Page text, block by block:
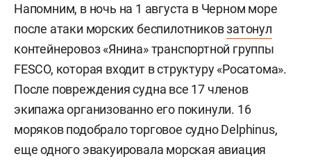
Напомним, в ночь на 1 августа в Черном море
после атаки морских беспилотниковзатонул
контейнеровоз «Янина» транспортной группы
FESCO, которая входит в структуру «Росатома».
После повреждения судна все 17 членов
экипажа организованно его покинули. 16
моряков подобрало торговое судно Delphinus,
еще одного эвакуировала морская авиация